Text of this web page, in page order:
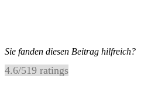
Sie fanden diesen Beitrag hilfreich?
4.6/519 ratings